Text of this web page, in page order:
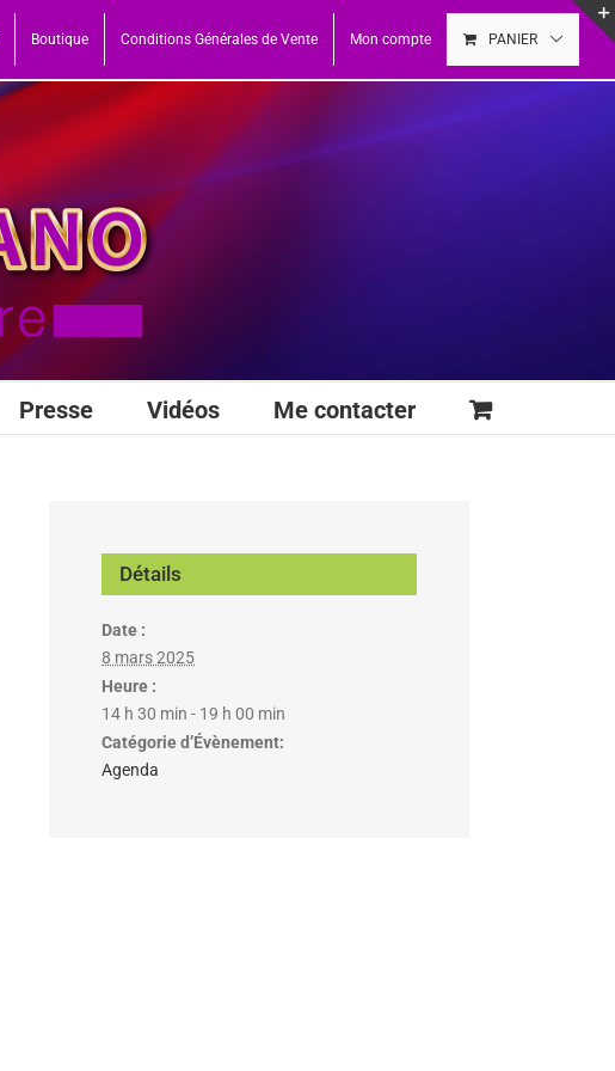
Boutique Conditions Générales de Vente Mon compte PANIER
Presse Vidéos Me contacter
Détails
Date :
8 mars 2025
Heure :
14 h 30 min - 19 h 00 min
Catégorie d’Évènement:
Agenda